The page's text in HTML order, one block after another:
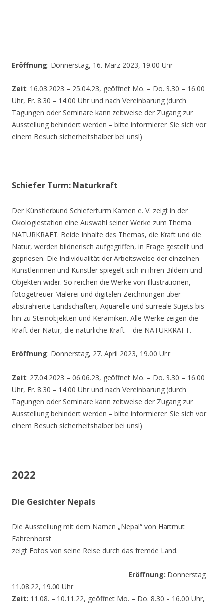
Eröffnung: Donnerstag, 16. März 2023, 19.00 Uhr
Zeit: 16.03.2023 – 25.04.23, geöffnet Mo. – Do. 8.30 – 16.00
Uhr, Fr. 8.30 – 14.00 Uhr und nach Vereinbarung (durch
Tagungen oder Seminare kann zeitweise der Zugang zur
Ausstellung behindert werden – bitte informieren Sie sich vor
einem Besuch sicherheitshalber bei uns!)
Schiefer Turm: Naturkraft
Der Künstlerbund Schieferturm Kamen e. V. zeigt in der
Ökologiestation eine Auswahl seiner Werke zum Thema
NATURKRAFT. Beide Inhalte des Themas, die Kraft und die
Natur, werden bildnerisch aufgegriffen, in Frage gestellt und
gepriesen. Die Individualität der Arbeitsweise der einzelnen
Künstlerinnen und Künstler spiegelt sich in ihren Bildern und
Objekten wider. So reichen die Werke von Illustrationen,
fotogetreuer Malerei und digitalen Zeichnungen über
abstrahierte Landschaften, Aquarelle und surreale Sujets bis
hin zu Steinobjekten und Keramiken. Alle Werke zeigen die
Kraft der Natur, die natürliche Kraft – die NATURKRAFT.
Eröffnung: Donnerstag, 27. April 2023, 19.00 Uhr
Zeit: 27.04.2023 – 06.06.23, geöffnet Mo. – Do. 8.30 – 16.00
Uhr, Fr. 8.30 – 14.00 Uhr und nach Vereinbarung (durch
Tagungen oder Seminare kann zeitweise der Zugang zur
Ausstellung behindert werden – bitte informieren Sie sich vor
einem Besuch sicherheitshalber bei uns!)
2022
Die Gesichter Nepals
Die Ausstellung mit dem Namen „Nepal“ von Hartmut
Fahrenhorst
zeigt Fotos von seine Reise durch das fremde Land.
Eröffnung: Donnerstag
11.08.22, 19.00 Uhr
Zeit: 11.08. – 10.11.22, geöffnet Mo. – Do. 8.30 – 16.00 Uhr,